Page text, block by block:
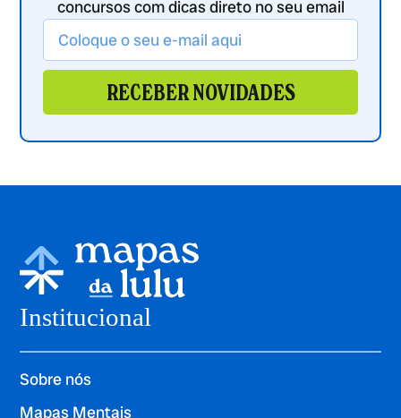
concursos com dicas direto no seu email
RECEBER NOVIDADES
Institucional
Sobre nós
Mapas Mentais